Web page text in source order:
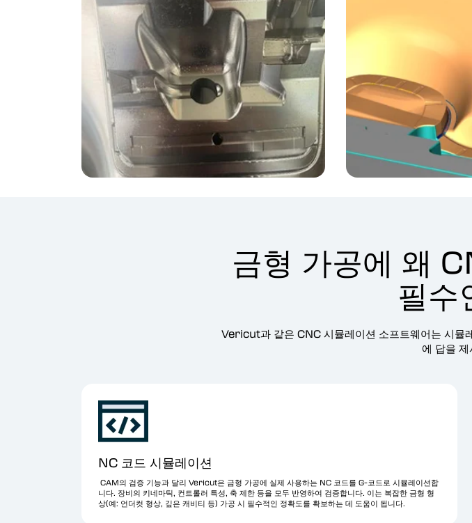
금형 가공에 왜
필수
Vericut과 같은 CNC 시뮬레이션 소프트웨어는 시뮬
에 답을
NC 코드 시뮬레이션
CAM의 검증 기능과 달리 Vericut은 금형 가공에 실제 사용하는 NC 코드를 G-코드로 시뮬레이션합
니다. 장비의 키네마틱, 컨트롤러 특성, 축 제한 등을 모두 반영하여 검증합니다. 이는 복잡한 금형 형
상(예: 언더컷 형상, 깊은 캐비티 등) 가공 시 필수적인 정확도를 확보하는 데 도움이 됩니다.